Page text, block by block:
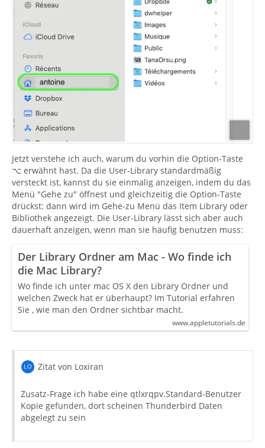
Jetzt verstehe ich auch, warum du vorhin die Option-Taste
⌥ erwähnt hast. Da die User-Library standardmäßig
versteckt ist, kannst du sie einmalig anzeigen, indem du das
Menü "Gehe zu" öffnest und gleichzeitig die Option-Taste
drückst: dann wird im Gehe-zu Menü das Item Library oder
Bibliothek angezeigt. Die User-Library lässt sich aber auch
dauerhaft anzeigen, wenn man sie häufig benutzen muss:
Der Library Ordner am Mac - Wo finde ich
die Mac Library?
Wo finde ich unter mac OS X den Library Ordner und
welchen Zweck hat er überhaupt? Im Tutorial erfahren
Sie , wie man den Ordner sichtbar macht.
www.appletutorials.de
Zitat von Loxiran
Zusatz-Frage ich habe eine qtlxrqpv.Standard-Benutzer
Kopie gefunden, dort scheinen Thunderbird Daten
abgelegt zu sein